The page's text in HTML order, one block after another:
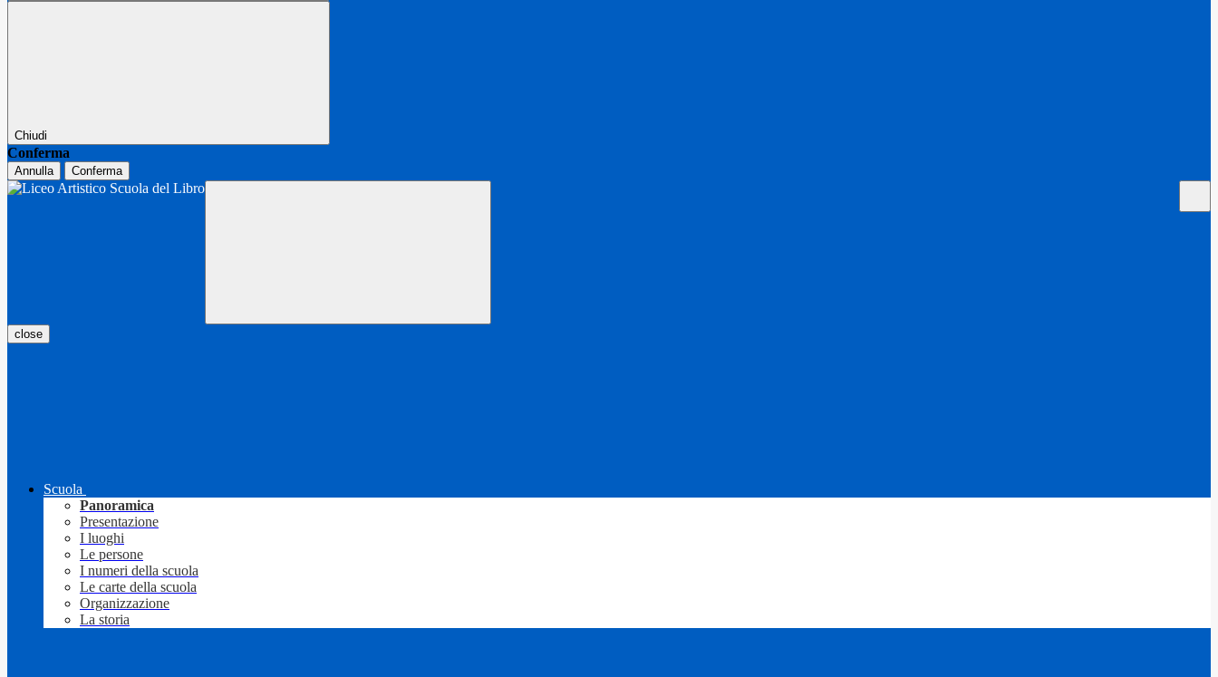
Chiudi
Conferma
Annulla Conferma
close
Scuola
Panoramica
Presentazione
I luoghi
Le persone
I numeri della scuola
Le carte della scuola
Organizzazione
La storia